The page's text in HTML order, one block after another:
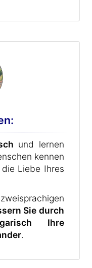
und lernen
kennen
Liebe Ihres
Sie durch
Ihre
.